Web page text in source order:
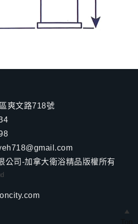
爽文路718號
公司-加拿大衛浴精品版權所有